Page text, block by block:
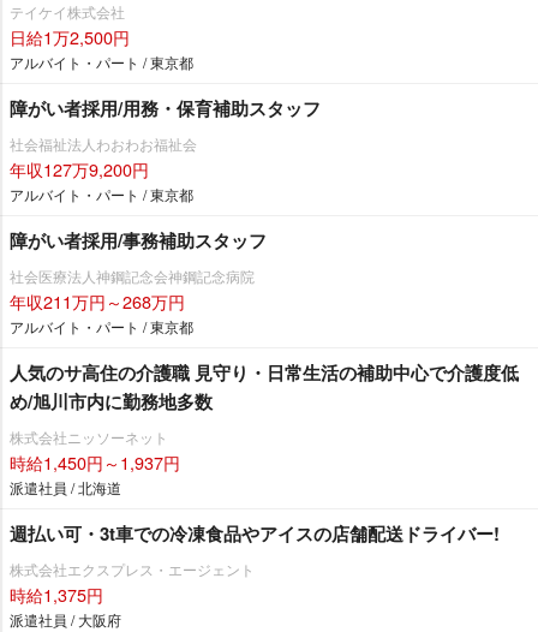
テイケイ株式会社
日給1万2,500円
アルバイト・パート / 東京都
障がい者採用/用務・保育補助スタッフ
社会福祉法人わおわお福祉会
年収127万9,200円
アルバイト・パート / 東京都
障がい者採用/事務補助スタッフ
社会医療法人神鋼記念会神鋼記念病院
年収211万円～268万円
アルバイト・パート / 東京都
人気のサ高住の介護職 見守り・日常生活の補助中心で介護度低
め/旭川市内に勤務地多数
株式会社ニッソーネット
時給1,450円～1,937円
派遣社員 / 北海道
週払い可・3t車での冷凍食品やアイスの店舗配送ドライバー!
株式会社エクスプレス・エージェント
時給1,375円
派遣社員 / 大阪府